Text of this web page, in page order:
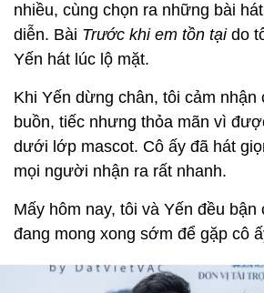
nhiều, cùng chọn ra những bài
diễn. Bài Trước khi em tồn tạido
Yến hát lúc lộ mặt.
Khi Yến dừng chân, tôi cảm nhận
buồn, tiếc nhưng thỏa mãn vì
dưới lớp mascot. Cô ấy đã hát
mọi người nhận ra rất nhanh.
Mấy hôm nay, tôi và Yến đều bận
đang mong xong sớm để gặp cô